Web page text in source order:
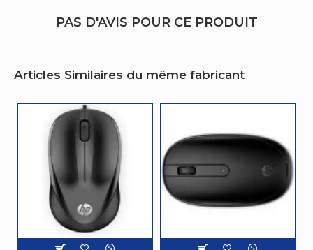
PAS D'AVIS POUR CE PRODUIT
Articles Similaires du même fabricant